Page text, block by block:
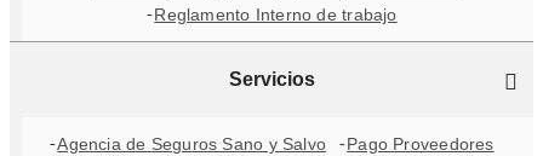
Reglamento Interno de trabajo
Servicios
Agencia de Seguros Sano y Salvo
Pago Proveedores